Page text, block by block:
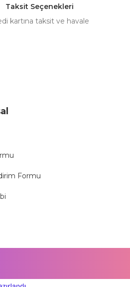
Taksit Seçenekleri
kartına taksit ve havale
Formu